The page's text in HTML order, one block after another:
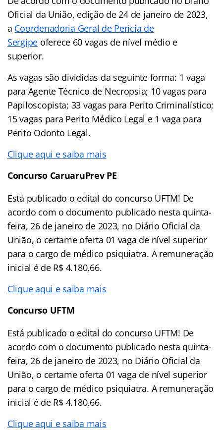
Oficial da União, edição de 24 de janeiro de 2023,
a Coordenadoria Geral de Perícia de
Sergipe oferece 60 vagas de nível médio e
superior.
As vagas são divididas da seguinte forma: 1 vaga
para Agente Técnico de Necropsia; 10 vagas para
Papiloscopista; 33 vagas para Perito Criminalístico;
15 vagas para Perito Médico Legal e 1 vaga para
Perito Odonto Legal.
Clique aqui e saiba mais
Concurso CaruaruPrev PE
Está publicado o edital do concurso UFTM! De
acordo com o documento publicado nesta quinta-
feira, 26 de janeiro de 2023, no Diário Oficial da
União, o certame oferta 01 vaga de nível superior
para o cargo de médico psiquiatra. A remuneração
inicial é de R$ 4.180,66.
Clique aqui e saiba mais
Concurso UFTM
Está publicado o edital do concurso UFTM! De
acordo com o documento publicado nesta quinta-
feira, 26 de janeiro de 2023, no Diário Oficial da
União, o certame oferta 01 vaga de nível superior
para o cargo de médico psiquiatra. A remuneração
inicial é de R$ 4.180,66.
Clique aqui e saiba mais